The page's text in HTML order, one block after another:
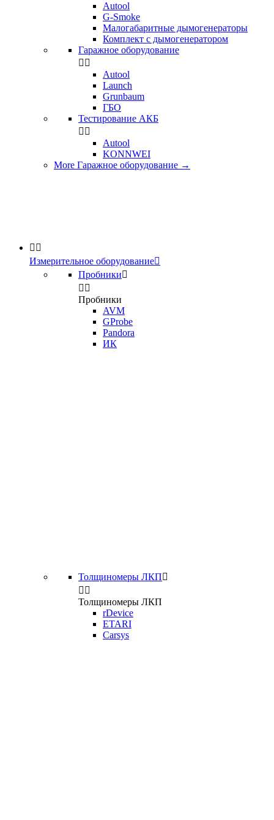
Аutool
G-Smoke
Малогабаритные дымогенераторы
Комплект с дымогенератором
Гаражное оборудование
 
Autool
Launch
Grunbaum
ГБО
Тестирование АКБ
 
Autool
KONNWEI
More Гаражное оборудование →
 
Измерительное оборудование
Пробники
 
Пробники
AVM
GProbe
Pandora
ИК
Толщиномеры ЛКП
 
Толщиномеры ЛКП
rDevice
ETARI
Carsys